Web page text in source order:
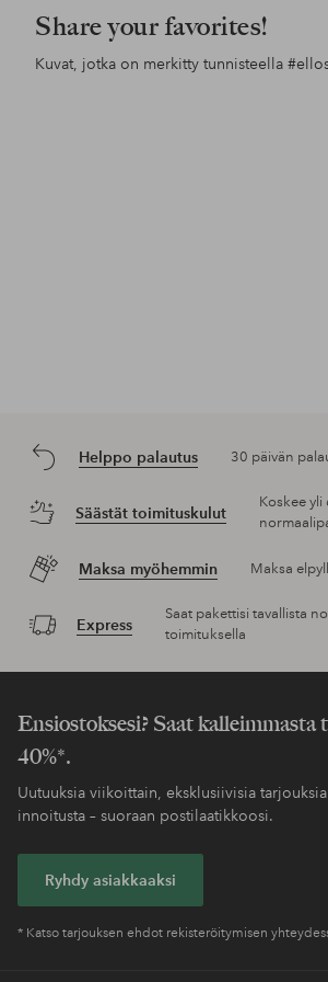
Share your favorites!
Kuvat, jotka on merkitty tunnisteella
Helppo palautus 30 päivän
Säästät toimituskulut
Koskee yli
Maksa myöhemmin Maksa
Express
Saat pakettisi tavallista
toimituksella
Ensiostoksesi? Saat kalleimmasta
40%*.
Uutuuksia viikoittain, eksklusiivisia
innoitusta – suoraan postilaatikkoosi.
Ryhdy asiakkaaksi
* Katso tarjouksen ehdot rekisteröitymisen